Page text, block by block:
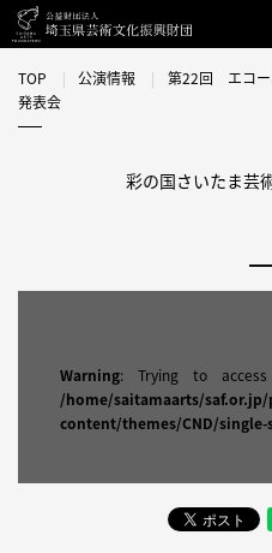
TOP 公演情報
第22回 エコー
発表会
彩の国さいたま芸
Warning: Trying to
/home/saitamaarts/
content/themes/CND/single-